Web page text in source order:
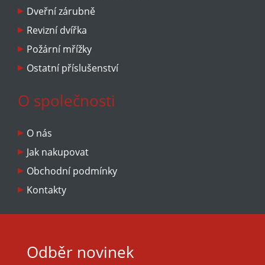
Dveřní zárubně
Revizní dvířka
Požární mřížky
Ostatní příslušenství
O společnosti
O nás
Jak nakupovat
Obchodní podmínky
Kontakty
Odběr novinek